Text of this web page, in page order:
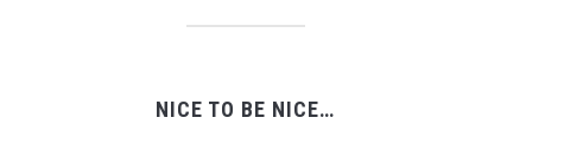
NICE TO BE NICE…